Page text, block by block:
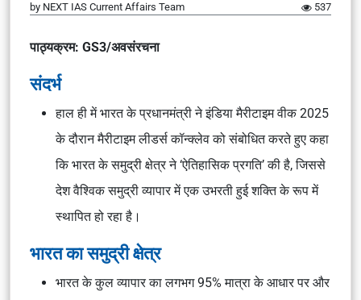
by NEXT IAS Current Affairs Team 537
पाठ्यक्रम: GS3/अवसंरचना
संदर्भ
हाल ही में भारत के प्रधानमंत्री ने इंडिया मैरीटाइम वीक 2025
के दौरान मैरीटाइम लीडर्स कॉन्क्लेव को संबोधित करते हुए कहा
कि भारत के समुद्री क्षेत्र ने ‘ऐतिहासिक प्रगति’ की है, जिससे
देश वैश्विक समुद्री व्यापार में एक उभरती हुई शक्ति के रूप में
स्थापित हो रहा है।
भारत का समुद्री क्षेत्र
भारत के कुल व्यापार का लगभग 95% मात्रा के आधार पर और